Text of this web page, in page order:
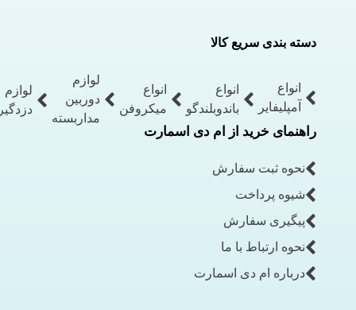
دسته بندی سریع کالا
انواع
آمپلیفایر
انواع
باندوبلندگو
انواع
میکروفن
لوازم
دوربین
مداربسته
لوازم
دزدگیر
راهنمای خرید از ام دی اسمارت
نحوه ثبت سفارش
شیوه پرداخت
پیگیری سفارش
نحوه ارتباط با ما
درباره ام دی اسمارت